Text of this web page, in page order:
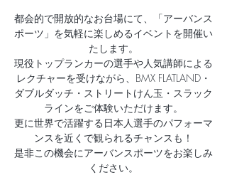
都会的で開放的なお台場にて、「アーバンス
ポーツ」を気軽に楽しめるイベントを開催い
たします。
現役トップランカーの選手や人気講師による
レクチャーを受けながら、BMX FLATLAND・
ダブルダッチ・ストリートけん玉・スラック
ラインをご体験いただけます。
更に世界で活躍する日本人選手のパフォーマ
ンスを近くで観られるチャンスも！
是非この機会にアーバンスポーツをお楽しみ
ください。